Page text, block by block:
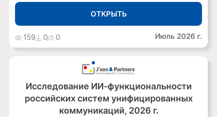
ОТКРЫТЬ
159 0 0 Июль 2026 г.
Исследование ИИ-функциональности
российских систем унифицированных
коммуникаций, 2026 г.